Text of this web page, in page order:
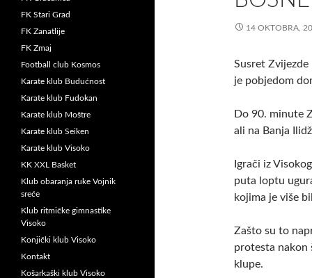
14 OKTOBRA,
Susret Zvijezde
je pobjedom
Do 90. minute
ali na Banja
Igrači iz
puta loptu
kojima je više
Zašto su to
protesta nakon
klupe.
FK Stari Grad
FK Zanatlije
FK Zmaj
Football club Kosmos
Karate klub Budućnost
Karate klub Fudokan
Karate klub Moštre
Karate klub Seiken
Karate klub Visoko
KK XXL Basket
Klub obaranja ruke Vojnik
sreće
Klub ritmičke gimnastike
Visoko
Konjički klub Visoko
Kontakt
Košarkaški klub Visoko